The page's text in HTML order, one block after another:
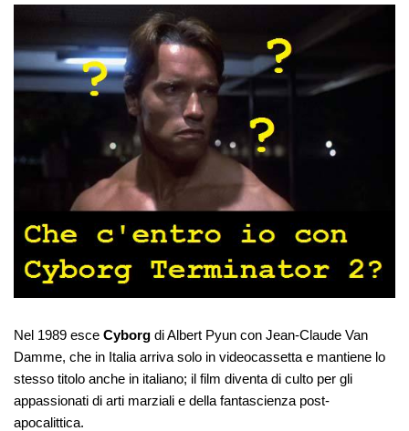
Nel 1989 esce Cyborg di Albert Pyun con Jean-Claude Van
Damme, che in Italia arriva solo in videocassetta e mantiene lo
stesso titolo anche in italiano; il film diventa di culto per gli
appassionati di arti marziali e della fantascienza post-
apocalittica.